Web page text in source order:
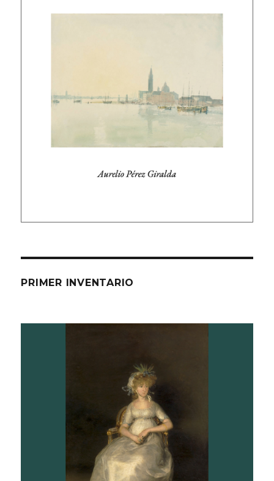
PRIMER INVENTARIO